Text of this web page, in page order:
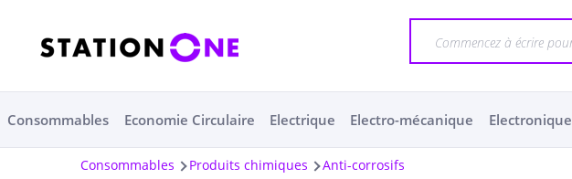
Consommables Economie Circulaire Electrique Electro-mécanique Electronique
Consommables Produits chimiques Anti-corrosifs